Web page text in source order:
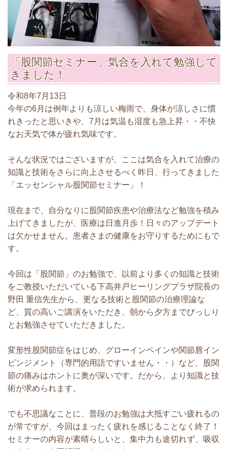
「股関節セミナー」気合を入れて勉強して
きました！
令和8年7月13日
今年の6月は例年よりも涼しい梅雨で、身体が涼しさに慣
れきったと思いきや、7月は気温も湿度も急上昇・・不快
なお天気で体が疲れ気味です。
そんな状況ではございますが、ここは気合を入れて治療の
知識と技術をさらに向上させるべく昨日、行ってきました
「エッセンシャル股関節セミナー」！
現在まで、自分なりに股関節疾患や治療法など勉強を積み
上げてきましたが、医療は日進月歩！日々のアップデート
は欠かせません。患者さまの健康をお守りするためにもで
す。
今回は「股関節」のお勉強で、以前より多くの知識と技術
をご教授いただいている下高井戸ヒーリングプラザ院長の
野田 重信先生から、更なる技術と股関節の治療理論な
ど、質の高いご講演をいただき、朝から夕方までびっしり
とお勉強させていただきました。
変形性股関節症をはじめ、グローインペインや関節唇イン
ピンジメント（専門的用語ですいません・・）など、股関
節の痛みはホントに奥が深いです。だから、より知識と技
術が求められます。
でも不思議なことに、普段のお勉強は大抵すごい疲れるの
が常ですが、今回はまったく疲れを感じることなく終了！
セミナーの内容が素晴らしいと、集中力も途切れず、吸収